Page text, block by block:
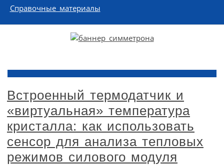
Справочные материалы
Встроенный термодатчик и
«виртуальная» температура
кристалла: как использовать
сенсор для анализа тепловых
режимов силового модуля